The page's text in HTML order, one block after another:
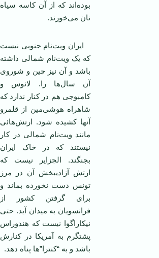
بوده‌اند که از آن کاسه سیاه
نان می‌خورند.
ایران ویت‌نام جنوبی نیست
که یک ویت‌نام شمالی داشته
باشد و آن نیز چین و شوروی
آن سال‌ها را. لائوس و
کامبوجی هم در کنار ندارد که
شاهراه هوشی‌مین از قلمرو
آنها کشیده شود. ارتش‌هائی
مانند ویت‌نام شمالی در کار
نیستند که در خاک ایران
بجنگند. الجزایر نیست که
ارتش آزادیبخش آن در مرز
تونس دست نخورده بماند و
برای گرفتن کشور از
فرانسویان به میدان آید. حتی
نیکاراگوا نیست که هندوراس
پشتگرم به آمریکا در کنارش
باشد و به “کنترا”ها پناه دهد.